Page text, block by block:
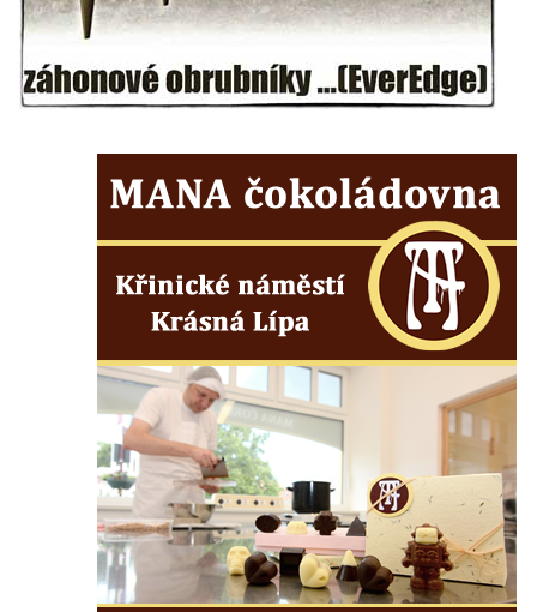
Hampelův kříž západně od dolního nádraží
v Mikulášovicích
Kříž před kostelem svatých Petra a Pavla v
Růžové
Centrální kříž na starém hřbitově ve
Vilémově
Vilémově
Kříž u kostela Nanebevzetí Panny Marie na
křížové cestě ve Vilémově
Kříž u cesty mezi Růžovou a Kamenickou
Kříž u severní zdi kostela Nalezení svatého
Kříže ve Frýdlantu
Kříž na Křížové cestě na Křížovém vrchu ve
Frýdlantu
Centrální kříž hřbitova ve Sloupu v Čechách
Kříž u koryta náhonu na Chřibské Kamenici